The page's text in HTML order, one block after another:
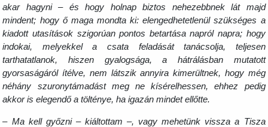
akar hagyni – és hogy holnap biztos nehezebbnek lát majd
mindent; hogy ő maga mondta ki: elengedhetetlenül szükséges a
kiadott utasítások szigorúan pontos betartása napról napra; hogy
indokai, melyekkel a csata feladását tanácsolja, teljesen
tarthatatlanok, hiszen gyalogsága, a hátrálásban mutatott
gyorsaságáról ítélve, nem látszik annyira kimerültnek, hogy még
néhány szuronytámadást meg ne kísérelhessen, ehhez pedig
akkor is elegendő a tölténye, ha igazán mindet ellőtte.
– Ma kell győzni – kiáltottam –, vagy mehetünk vissza a Tisza